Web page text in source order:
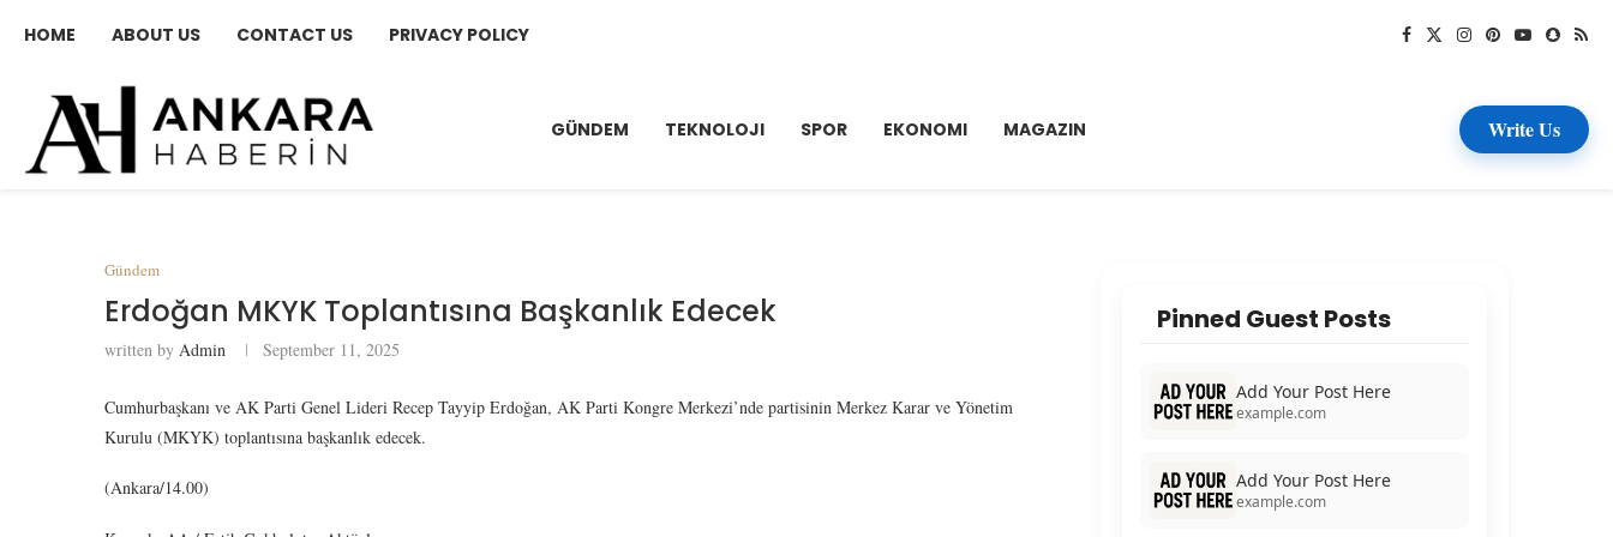
HOME ABOUT US CONTACT US PRIVACY POLICY
GÜNDEM TEKNOLOJI SPOR EKONOMI MAGAZIN Write Us
Gündem
Erdoğan MKYK Toplantısına Başkanlık Edecek
written by Admin September 11, 2025
Cumhurbaşkanı ve AK Parti Genel Lideri Recep Tayyip Erdoğan, AK Parti Kongre Merkezi’nde partisinin Merkez Karar ve Yönetim
Kurulu (MKYK) toplantısına başkanlık edecek.
(Ankara/14.00)
Pinned Guest Posts
Add Your Post Here
example.com
Add Your Post Here
example.com